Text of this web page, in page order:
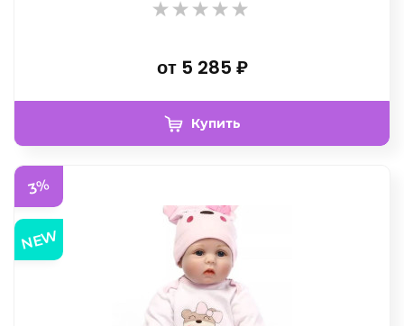
от5 285 ₽
Купить
3%
NEW